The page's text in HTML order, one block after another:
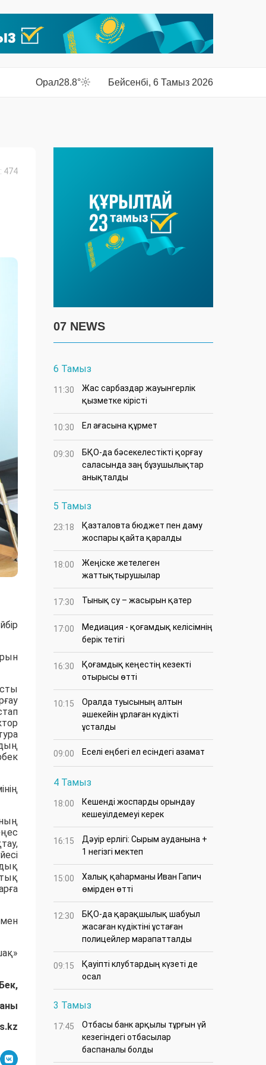
Орал28.8° Бейсенбі, 6 Тамыз 2026
474
07 NEWS
6 Тамыз
11:30
Жас сарбаздар жауынгерлік
қызметке кірісті
10:30 Ел ағасына құрмет
09:30
БҚО-да бәсекелестікті қорғау
саласында заң бұзушылықтар
анықталды
5 Тамыз
23:18
Қазталовта бюджет пен даму
жоспары қайта қаралды
18:00
Жеңіске жетелеген
жаттықтырушылар
17:30 Тынық су – жасырын қатер
17:00
Медиация - қоғамдық келісімнің
берік тетігі
16:30
Қоғамдық кеңестің кезекті
отырысы өтті
10:15
Оралда туысының алтын
әшекейін ұрлаған күдікті
ұсталды
09:00 Еселі еңбегі ел есіндегі азамат
4 Тамыз
18:00
Кешенді жоспарды орындау
кешеуілдемеуі керек
16:15
Дәуір ерлігі: Сырым ауданына +
1 негізгі мектеп
15:00
Халық қаһарманы Иван Гапич
өмірден өтті
12:30
БҚО-да қарақшылық шабуыл
жасаған күдіктіні ұстаған
полицейлер марапатталды
09:15
Қауіпті клубтардың күзеті де
осал
3 Тамыз
17:45
Отбасы банк арқылы тұрғын үй
кезегіндегі отбасылар
баспаналы болды